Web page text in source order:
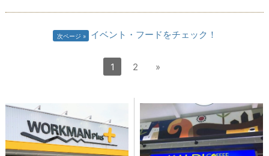
次ページ イベント・フードをチェック！
1 2 »